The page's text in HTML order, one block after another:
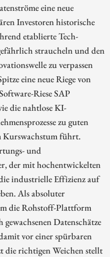
eine neue
Investoren historische
etablierte Tech-
straucheln und den
zu verpassen
eine neue Riege von
Riese SAP
die nahtlose KI-
zu guten
Kurswachstum führt.
und
der mit hochentwickelten
industrielle Effizienz auf
Als absoluter
die Rohstoff-Plattform
Datenschätze
vor einer spürbaren
die richtigen Weichen stellt